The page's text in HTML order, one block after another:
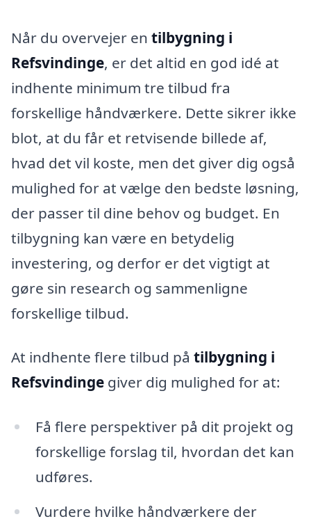
Når du overvejer en tilbygning i
Refsvindinge, er det altid en god idé at
indhente minimum tre tilbud fra
forskellige håndværkere. Dette sikrer ikke
blot, at du får et retvisende billede af,
hvad det vil koste, men det giver dig også
mulighed for at vælge den bedste løsning,
der passer til dine behov og budget. En
tilbygning kan være en betydelig
investering, og derfor er det vigtigt at
gøre sin research og sammenligne
forskellige tilbud.
At indhente flere tilbud på tilbygning i
Refsvindinge giver dig mulighed for at:
Få flere perspektiver på dit projekt og
forskellige forslag til, hvordan det kan
udføres.
Vurdere hvilke håndværkere der